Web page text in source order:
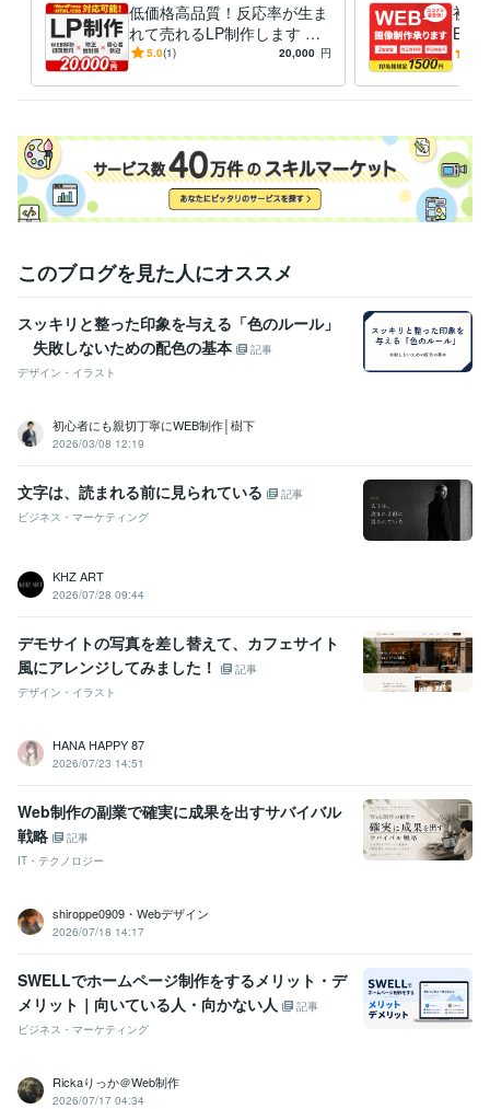
低価格高品質！反応率が生ま
れて売れるLP制作します WE
B解析1回無料で公開後の改善
5.0(1) 20,000 円
初心
B掲
ラが
価」
このブログを見た人にオススメ
スッキリと整った印象を与える「色のルール」
失敗しないための配色の基本
記事
デザイン・イラスト
初心者にも親切丁寧にWEB制作│樹下
2026/03/08 12:19
文字は、読まれる前に見られている
記事
ビジネス・マーケティング
KHZ ART
2026/07/28 09:44
デモサイトの写真を差し替えて、カフェサイト
風にアレンジしてみました！
記事
デザイン・イラスト
HANA HAPPY 87
2026/07/23 14:51
Web制作の副業で確実に成果を出すサバイバル
戦略
記事
IT・テクノロジー
shiroppe0909・Webデザイン
2026/07/18 14:17
SWELLでホームページ制作をするメリット・デ
メリット｜向いている人・向かない人
記事
ビジネス・マーケティング
Rickaりっか＠Web制作
2026/07/17 04:34